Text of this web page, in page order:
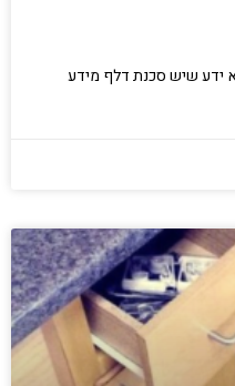
ידע שיש סכנת דלף מידע